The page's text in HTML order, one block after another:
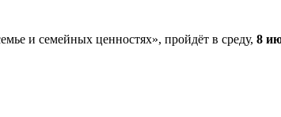
и семейных ценностях», пройдёт в среду, 8